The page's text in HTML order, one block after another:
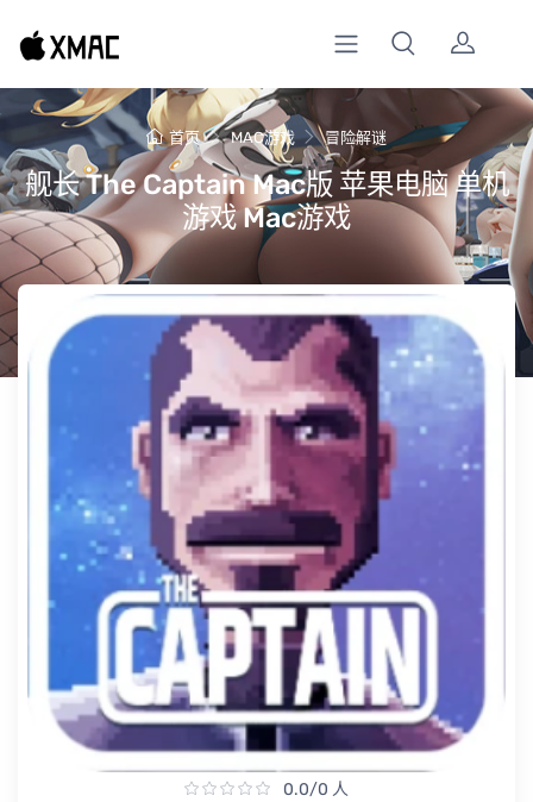
首页 MAC游戏 冒险解谜
舰长 The Captain Mac版 苹果电脑 单机
游戏 Mac游戏
0.0/0 人